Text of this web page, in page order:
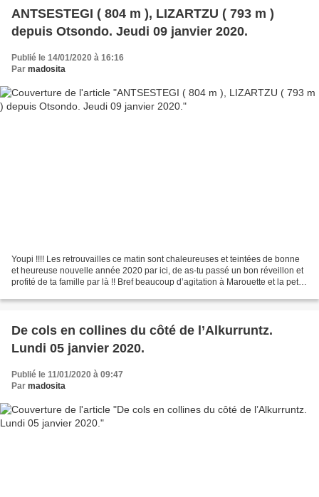
ANTSESTEGI ( 804 m ), LIZARTZU ( 793 m )
depuis Otsondo. Jeudi 09 janvier 2020.
Publié le 14/01/2020 à 16:16
Par madosita
Youpi !!!! Les retrouvailles ce matin sont chaleureuses et teintées de bonne
et heureuse nouvelle année 2020 par ici, de as-tu passé un bon réveillon et
profité de ta famille par là !! Bref beaucoup d’agitation à Marouette et la petite
De cols en collines du côté de l’Alkurruntz.
Lundi 05 janvier 2020.
Publié le 11/01/2020 à 09:47
Par madosita